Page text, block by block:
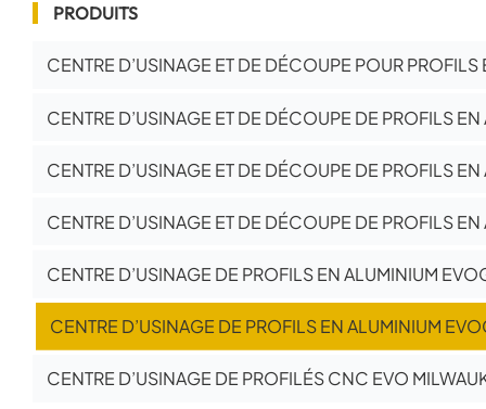
PRODUITS
CENTRE D’USINAGE ET DE DÉCOUPE POUR
CENTRE D’USINAGE ET DE DÉCOUPE DE PROFILS
CENTRE D’USINAGE ET DE DÉCOUPE DE PROFILS
CENTRE D’USINAGE ET DE DÉCOUPE DE PROFILS
CENTRE D’USINAGE DE PROFILS EN ALUMINIUM
CENTRE D’USINAGE DE PROFILS EN ALUMINIUM
CENTRE D’USINAGE DE PROFILÉS CNC EVO